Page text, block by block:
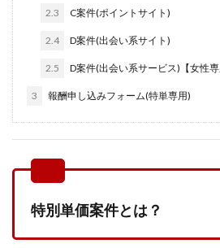
2.3 C案件(ポイントサイト)
2.4 D案件(出会い系サイト)
2.5 D案件(出会い系サービス)【女性専
3 報酬申し込みフォーム(特単専用)
特別単価案件とは？